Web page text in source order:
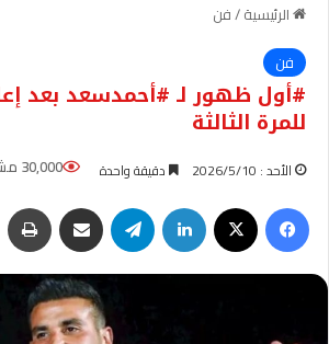
الرئيسية/فن
فن
#أول ظهور لـ #أحمدسعد بعد
للمرة الثالثة
الأحد : 2026/5/10 دقيقة واحدة
30,000 مشاهدة
فيسبوك
لينكدإن تيلقرام مشاركة عبر البريد